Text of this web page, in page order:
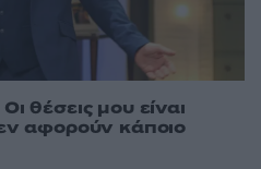
θέσεις μου είναι
αφορούν κάποιο